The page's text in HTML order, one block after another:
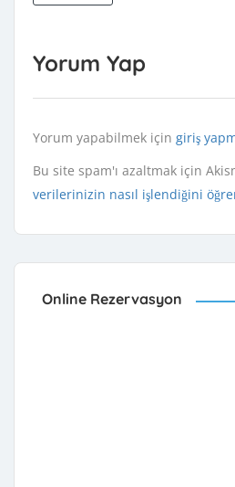
Yorum Yap
Yorum yapabilmek için giriş
Bu site spam'ı azaltmak için
verilerinizin nasıl işlendiğini
Online Rezervasyon